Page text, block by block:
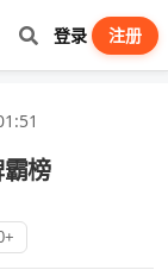
登录 注册
榜